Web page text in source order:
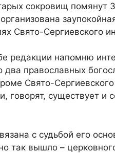
сокровищ
Свято-Сергиевского
редакции напомню
два православных
Свято-
говорят, существует и
с судьбой его
так вышло –